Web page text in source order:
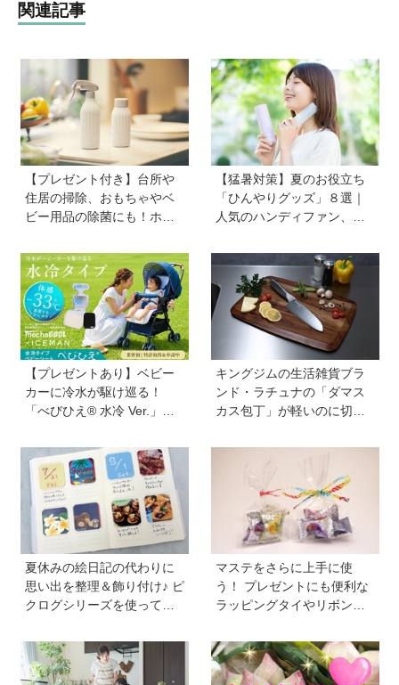
関連記事
【プレゼント付き】台所や
住居の掃除、おもちゃやベ
ビー用品の除菌にも！ホタ
ーナー「Shell we clean?」
【猛暑対策】夏のお役立ち
「ひんやりグッズ」８選｜
人気のハンディファン、お
の暑さ対策セットなど
【プレゼントあり】ベビー
カーに冷水が駆け巡る！
「べびひえ® 水冷 Ver.」で
かけをサポート
キングジムの生活雑貨ブラ
ンド・ラチュナの「ダマス
カス包丁」が軽いのに切れ
スから卒業【プレゼントあ
夏休みの絵日記の代わりに
思い出を整理＆飾り付け♪ ピ
クログシリーズを使って紙
んか？ 流行りの「紙くず日
記」も楽しめちゃう
マステをさらに上手に使
う！ プレゼントにも便利な
ラッピングタイやリボンが
スパレード／シヤチハタ】